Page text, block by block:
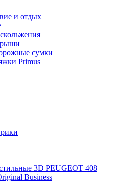
и отдых
сумки
Primus
3D PEUGEOT 408
Business